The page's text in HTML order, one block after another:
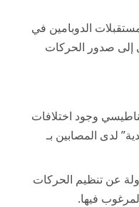
الدوبامين في
إلى صدور الحركات
وجود اختلافات
لدى المصابين بـ
عن تنظيم الحركات
فيها.